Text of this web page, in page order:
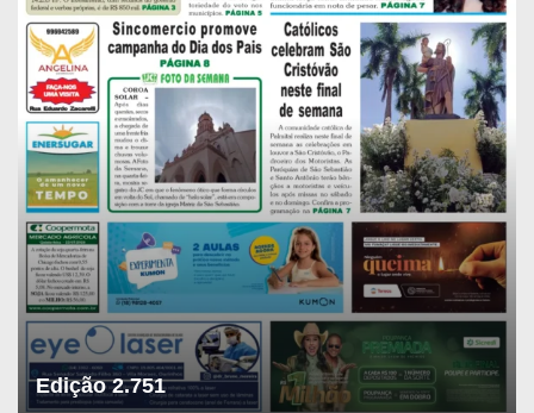
Edição 2.751